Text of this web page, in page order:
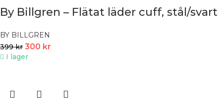
By Billgren – Flätat läder cuff, stål/svart
BY BILLGREN
399kr 300 kr
I lager